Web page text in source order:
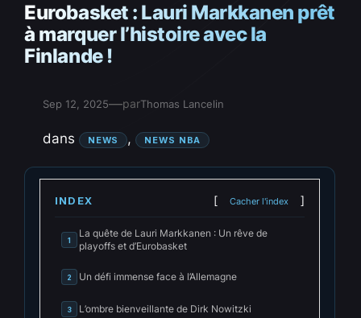
Eurobasket : Lauri Markkanen prêt
à marquer l’histoire avec la
Finlande !
Sep 12, 2025—parThomas Lancelin
dans NEWS , NEWS NBA
INDEX Cacher l'index
1
La quête de Lauri Markkanen : Un rêve de
playoffs et d’Eurobasket
2 Un défi immense face à l’Allemagne
3 L’ombre bienveillante de Dirk Nowitzki